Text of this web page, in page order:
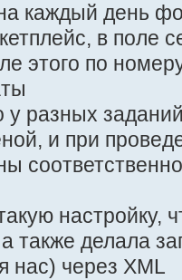
каждый день
в поле
этого по
разных
и при
настройку,
также делала
нас) через XML